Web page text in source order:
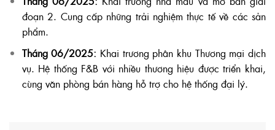
đoạn 2. Cung cấp những trải nghiệm thực tế về các sản
phẩm.
Tháng 06/2025: Khai trương phân khu Thương mại dịch
vụ. Hệ thống F&B với nhiều thương hiệu được triển khai,
cùng văn phòng bán hàng hỗ trợ cho hệ thống đại lý.